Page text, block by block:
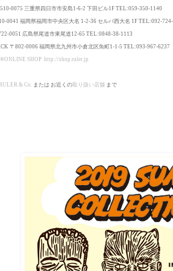
0075 三重県四日市市安島1-6-2 下田ビル1F TEL:059-350-1140
0041 福岡県福岡市中央区大名 1-2-36 セルバ西大名 1F TEL:092-
0051 広島県尾道市東尾道12-65 TEL:0848-38-1113
〒802-0006 福岡県北九州市小倉北区魚町1-1-5 TEL:093-967-6237
®ONLINE SHOP http://shop.ruler.jp
RULER & Co. または お近くの 取り扱い店舗 まで